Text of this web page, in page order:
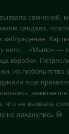
сомнений,
сандала,
заблуждение.
него… «Мыло» —
коробки.
из любопытства
еще
не вызвала
не лоханулись 😆